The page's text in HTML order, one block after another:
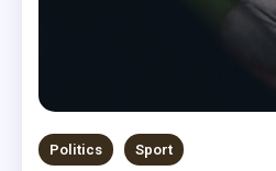
Politics Sport